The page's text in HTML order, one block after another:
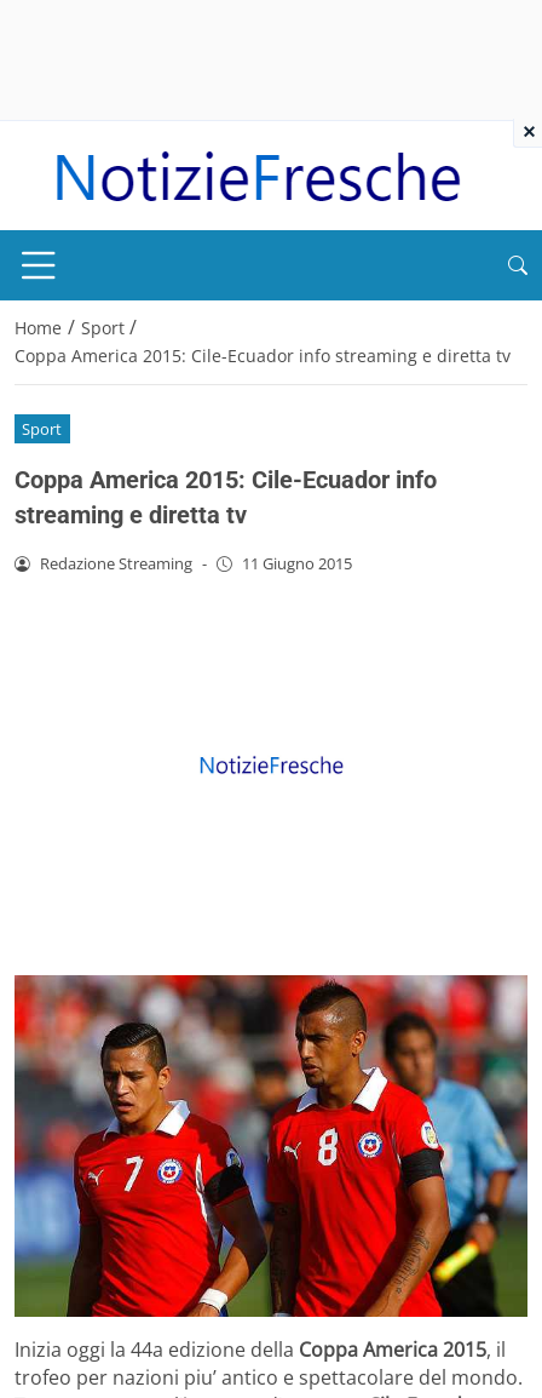
Home / Sport /
Coppa America 2015: Cile-Ecuador info streaming e diretta tv
Sport
Coppa America 2015: Cile-Ecuador info
streaming e diretta tv
Redazione Streaming - 11 Giugno 2015
Inizia oggi la 44a edizione della Coppa America 2015, il
trofeo per nazioni piu’ antico e spettacolare del mondo.
×